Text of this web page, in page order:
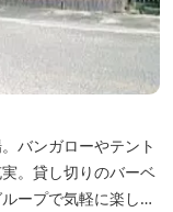
バンガローやテント
。貸し切りのバーベ
ープで気軽に楽しむ